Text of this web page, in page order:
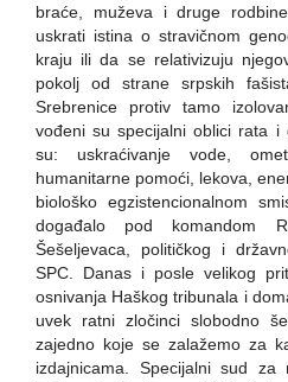
braće, muževa i druge
uskrati istina o stravičnom
kraju ili da se relativizuju
pokolj od strane srpskih
Srebrenice protiv tamo
vođeni su specijalni oblici rata i
su: uskraćivanje vode,
humanitarne pomoći, lekova,
biološko egzistencionalnom
događalo pod komandom
Šešeljevaca, političkog i
SPC. Danas i posle velikog
osnivanja Haškog tribunala i
uvek ratni zločinci slobodno
zajedno koje se zalažemo za
izdajnicama. Specijalni sud